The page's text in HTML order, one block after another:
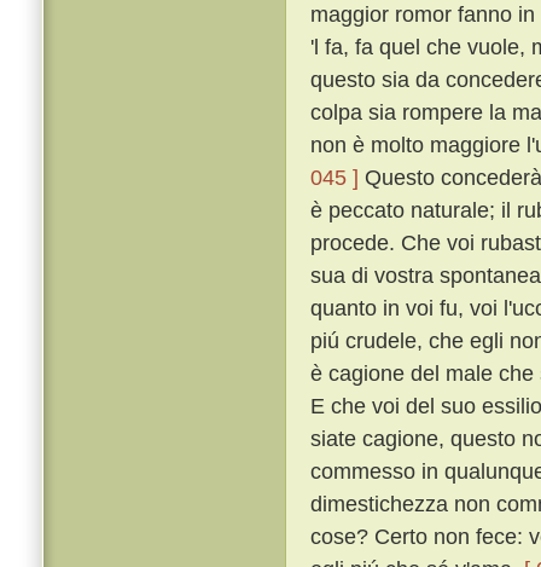
maggior romor fanno
'l fa, fa quel che vuole,
questo sia da
colpa sia rompere la
non è molto maggiore
045 ] Questo
è peccato naturale; il
procede. Che voi
sua di vostra
quanto in voi fu, voi
piú crudele, che egli
è cagione del male
E che voi del suo
siate cagione, questo
commesso in
dimestichezza non
cose? Certo non fece: